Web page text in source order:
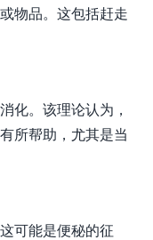
物品。这包括赶走
化。该理论认为，
所帮助，尤其是当
可能是便秘的征